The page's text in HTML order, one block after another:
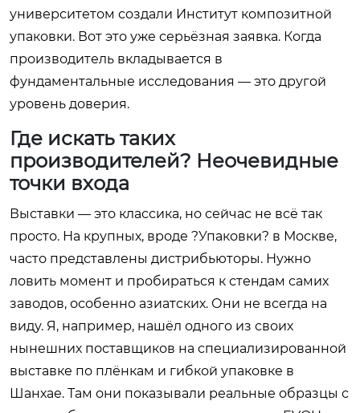
университетом создали Институт композитной
упаковки. Вот это уже серьёзная заявка. Когда
производитель вкладывается в
фундаментальные исследования — это другой
уровень доверия.
Где искать таких
производителей? Неочевидные
точки входа
Выставки — это классика, но сейчас не всё так
просто. На крупных, вроде ?Упаковки? в Москве,
часто представлены дистрибьюторы. Нужно
ловить момент и пробираться к стендам самих
заводов, особенно азиатских. Они не всегда на
виду. Я, например, нашёл одного из своих
нынешних поставщиков на специализированной
выставке по плёнкам и гибкой упаковке в
Шанхае. Там они показывали реальные образцы с